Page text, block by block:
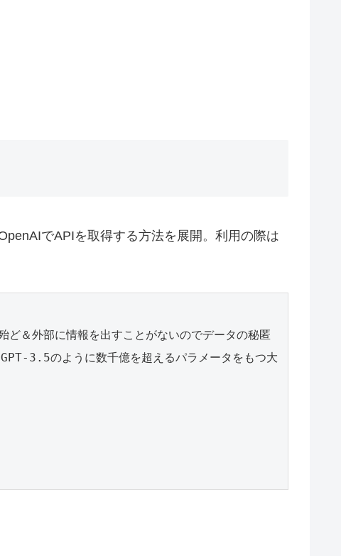
でAPIを取得する方法を展開。利用の際は
＆外部に情報を出すことがないのでデータの秘匿
3.5のように数千億を超えるパラメータをもつ大